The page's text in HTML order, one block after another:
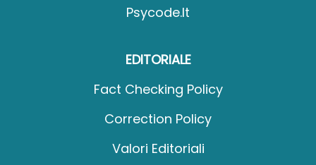
Psycode.it
EDITORIALE
Fact Checking Policy
Correction Policy
Valori Editoriali